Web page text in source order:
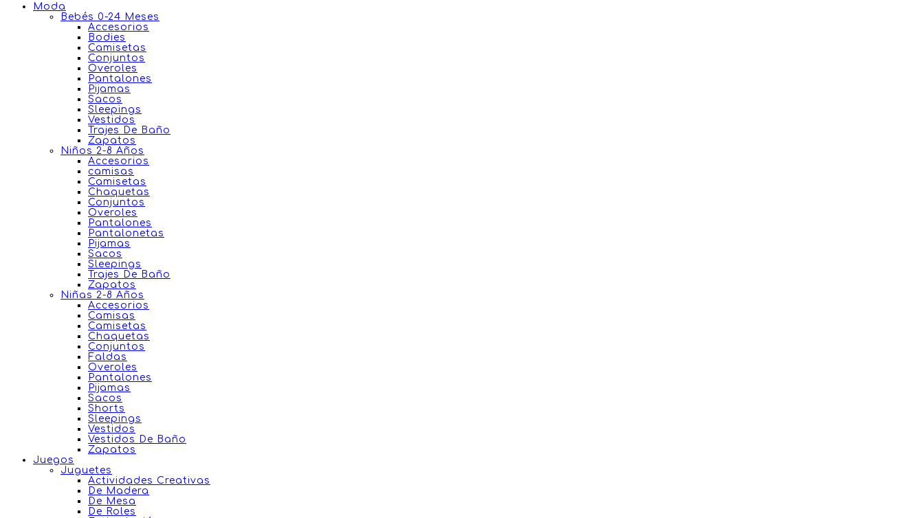
Moda
Bebés 0-24 Meses
Accesorios
Bodies
Camisetas
Conjuntos
Overoles
Pantalones
Pijamas
Sacos
Sleepings
Vestidos
Trajes De Baño
Zapatos
Niños 2-8 Años
Accesorios
camisas
Camisetas
Chaquetas
Conjuntos
Overoles
Pantalones
Pantalonetas
Pijamas
Sacos
Sleepings
Trajes De Baño
Zapatos
Niñas 2-8 Años
Accesorios
Camisas
Camisetas
Chaquetas
Conjuntos
Faldas
Overoles
Pantalones
Pijamas
Sacos
Shorts
Sleepings
Vestidos
Vestidos De Baño
Zapatos
Juegos
Juguetes
Actividades Creativas
De Madera
De Mesa
De Roles